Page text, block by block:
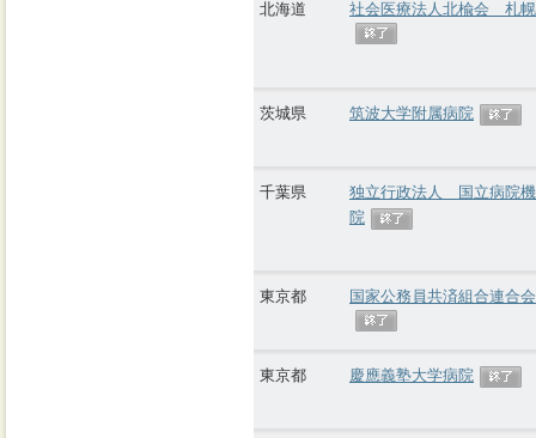
北海道 社会医療法人北楡会 札
茨城県 筑波大学附属病院
千葉県
独立行政法人 国立病院
院
東京都 国家公務員共済組合連合
東京都 慶應義塾大学病院